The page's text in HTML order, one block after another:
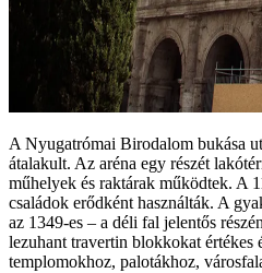
A Nyugatrómai Birodalom bukása
átalakult. Az aréna egy részét
műhelyek és raktárak működtek. A
családok erődként használták. A
az 1349‑es – a déli fal jelentős
lezuhant travertin blokkokat értékes
templomokhoz, palotákhoz,